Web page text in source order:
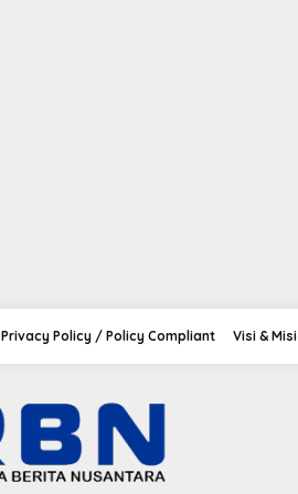
Privacy Policy / Policy Compliant Visi & Misi